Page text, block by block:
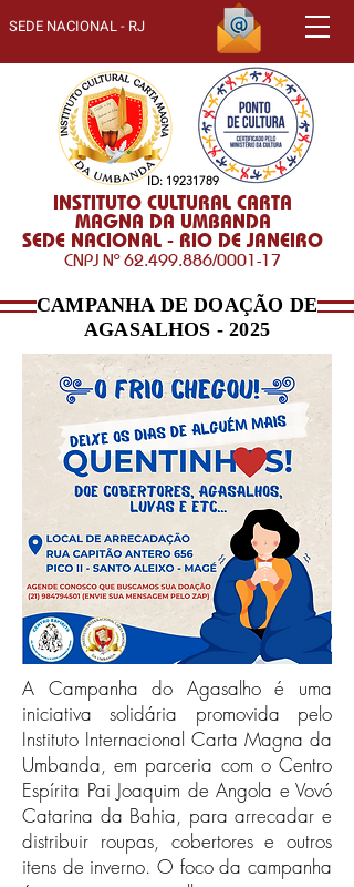
SEDE NACIONAL - RJ
INSTITUTO CULTURAL CARTA
MAGNA DA UMBANDA
SEDE NACIONAL - RIO DE JANEIRO
CNPJ Nº62.499.886/0001-17
ID: 19231789
CAMPANHA DE DOAÇÃO DE
AGASALHOS - 2025
A Campanha do Agasalho é uma
iniciativa solidária promovida pelo
Instituto Internacional Carta Magna da
Umbanda, em parceria com o Centro
Espírita Pai Joaquim de Angola e Vovó
Catarina da Bahia, para arrecadar e
distribuir roupas, cobertores e outros
itens de inverno. O foco da campanha